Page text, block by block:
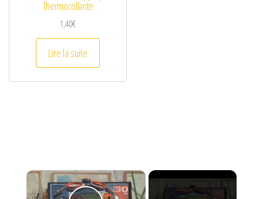
Thermocollante
1,40€
Lire la suite
×